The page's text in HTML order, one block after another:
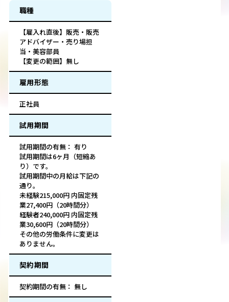
職種
【雇入れ直後】販売・販売
アドバイザー・売り場担
当・美容部員
【変更の範囲】無し
雇用形態
正社員
試用期間
試用期間の有無： 有り
試用期間は6ヶ月（短縮あ
り）です。
試用期間中の月給は下記の
通り。
未経験215,000円 内固定残
業27,400円（20時間分）
経験者240,000円 内固定残
業30,600円（20時間分）
その他の労働条件に変更は
ありません。
契約期間
契約期間の有無： 無し